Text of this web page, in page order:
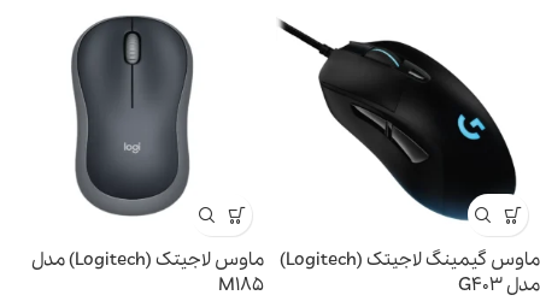
ماوس گیمینگ لاجيتک (Logitech)
مدل G403
ماوس لاجیتک (Logitech) مدل
M185